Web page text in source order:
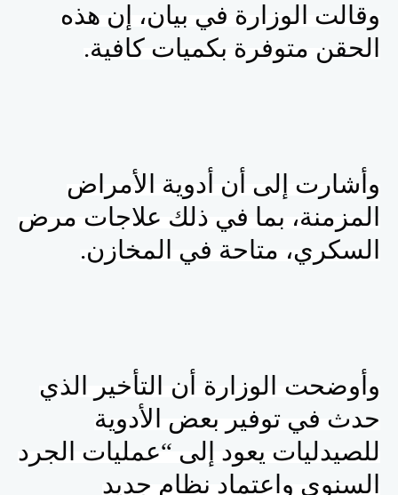
وقالت الوزارة في بيان، إن هذه
الحقن متوفرة بكميات كافية.
وأشارت إلى أن أدوية الأمراض
المزمنة، بما في ذلك علاجات مرض
السكري، متاحة في المخازن.
وأوضحت الوزارة أن
التأخير الذي
حدث في توفير بعض الأدوية
للصيدليات يعود إلى “عمليات الجرد
السنوي واعتماد نظام جديد